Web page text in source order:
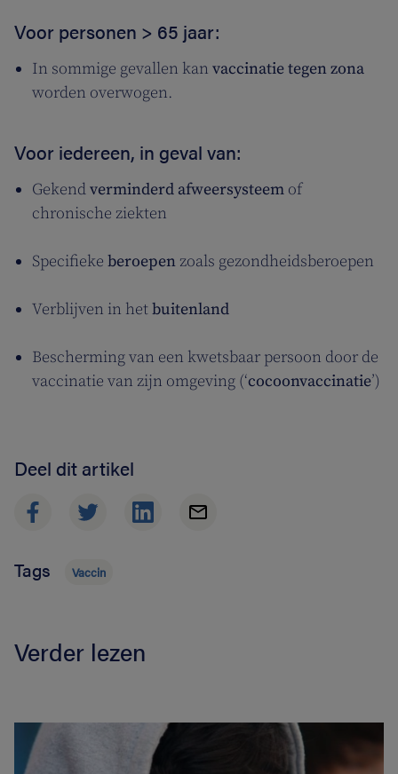
Voor personen > 65 jaar:
In sommige gevallen kan vaccinatie tegen zona
worden overwogen.
Voor iedereen, in geval van:
Gekendverminderd afweersysteem of
chronische ziekten
Specifieke beroepen zoals gezondheidsberoepen
Verblijven in hetbuitenland
Bescherming van een kwetsbaar persoon door de
vaccinatie van zijn omgeving (‘cocoonvaccinatie’)
Deel dit artikel
Tags Vaccin
Verder lezen